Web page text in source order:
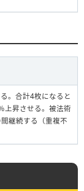
。合計4枚になると
上昇させる。被法術
継続する（重複不